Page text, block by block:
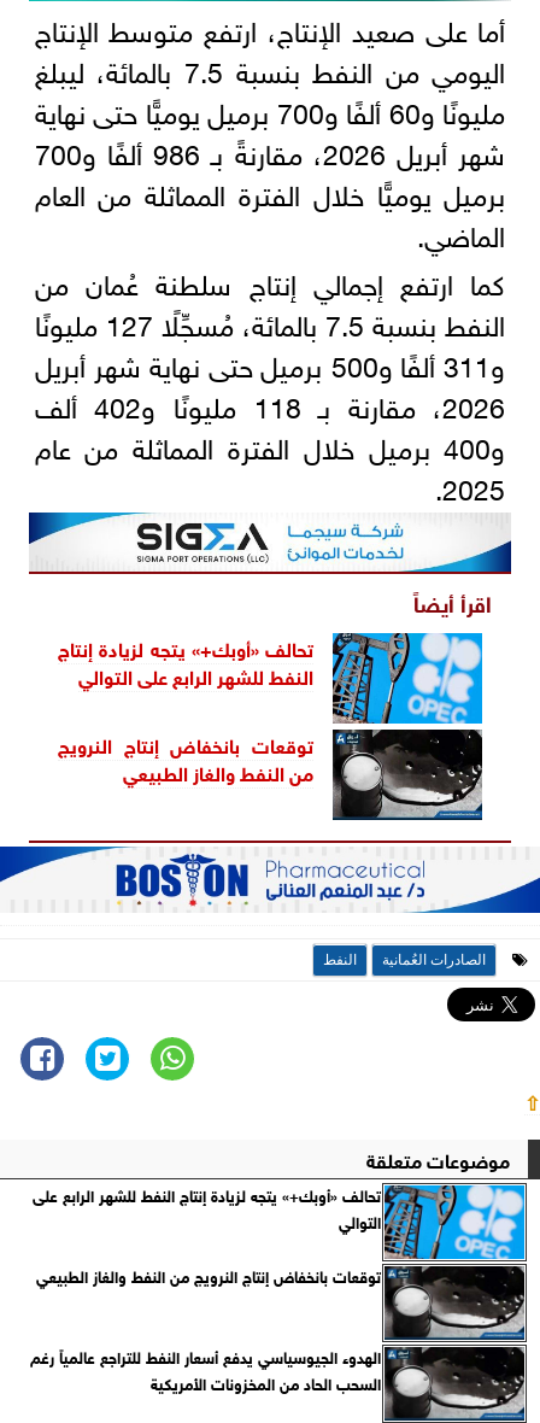
أما على صعيد الإنتاج، ارتفع متوسط الإنتاج
اليومي من النفط بنسبة 7.5 بالمائة، ليبلغ
مليونًا و60 ألفًا و700 برميل يوميًّا حتى نهاية
شهر أبريل 2026، مقارنةً بـ 986 ألفًا و700
برميل يوميًّا خلال الفترة المماثلة من العام
الماضي.
كما ارتفع إجمالي إنتاج سلطنة عُمان من
النفط بنسبة 7.5 بالمائة، مُسجِّلًا 127 مليونًا
و311 ألفًا و500 برميل حتى نهاية شهر أبريل
2026، مقارنة بـ 118 مليونًا و402 ألف
و400 برميل خلال الفترة المماثلة من عام
2025.
اقرأ أيضاً
تحالف «أوبك+» يتجه لزيادة إنتاج
النفط للشهر الرابع على التوالي
توقعات بانخفاض إنتاج النرويج
من النفط والغاز الطبيعي
الصادرات العُمانية النفط
⇧
موضوعات متعلقة
تحالف «أوبك+» يتجه لزيادة إنتاج النفط للشهر الرابع على
التوالي
توقعات بانخفاض إنتاج النرويج من النفط والغاز الطبيعي
الهدوء الجيوسياسي يدفع أسعار النفط للتراجع عالمياً رغم
السحب الحاد من المخزونات الأمريكية